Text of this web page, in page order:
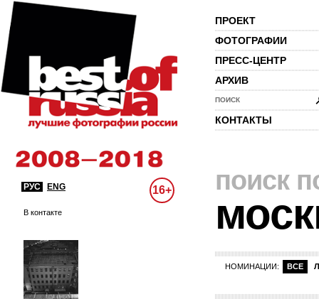
ПРОЕКТ
ФОТОГРАФИИ
ПРЕСС-ЦЕНТР
АРХИВ
ПОИСК
КОНТАКТЫ
РУС ENG 16+
В контакте
поиск
НОМИНАЦИИ: ВСЕ